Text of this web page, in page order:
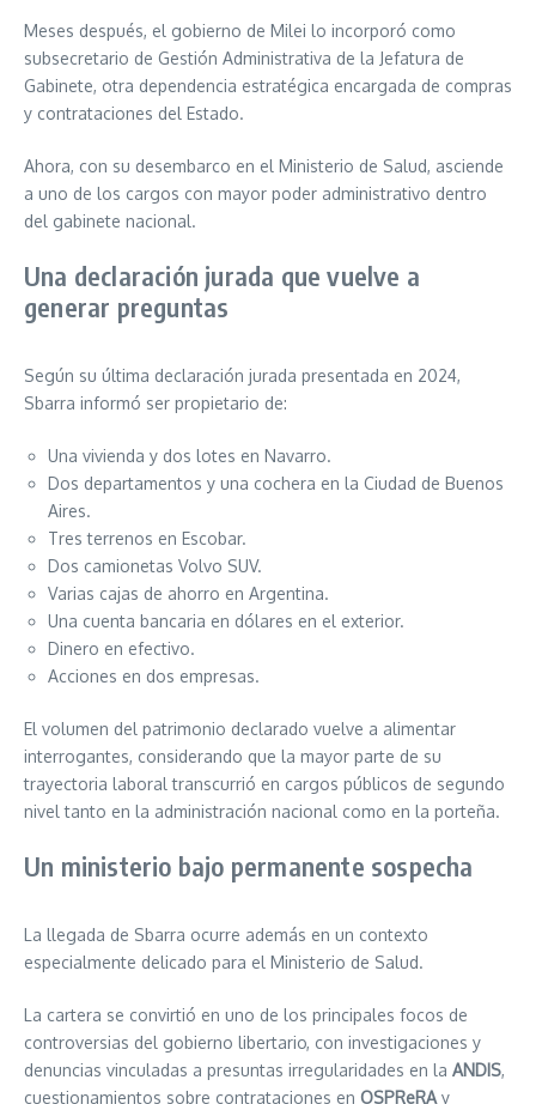
Meses después, el gobierno de Milei lo incorporó como
subsecretario de Gestión Administrativa de la Jefatura de
Gabinete, otra dependencia estratégica encargada de compras
y contrataciones del Estado.
Ahora, con su desembarco en el Ministerio de Salud, asciende
a uno de los cargos con mayor poder administrativo dentro
del gabinete nacional.
Una declaración jurada que vuelve a
generar preguntas
Según su última declaración jurada presentada en 2024,
Sbarra informó ser propietario de:
Una vivienda y dos lotes en Navarro.
Dos departamentos y una cochera en la Ciudad de Buenos
Aires.
Tres terrenos en Escobar.
Dos camionetas Volvo SUV.
Varias cajas de ahorro en Argentina.
Una cuenta bancaria en dólares en el exterior.
Dinero en efectivo.
Acciones en dos empresas.
El volumen del patrimonio declarado vuelve a alimentar
interrogantes, considerando que la mayor parte de su
trayectoria laboral transcurrió en cargos públicos de segundo
nivel tanto en la administración nacional como en la porteña.
Un ministerio bajo permanente sospecha
La llegada de Sbarra ocurre además en un contexto
especialmente delicado para el Ministerio de Salud.
La cartera se convirtió en uno de los principales focos de
controversias del gobierno libertario, con investigaciones y
denuncias vinculadas a presuntas irregularidades en la ANDIS,
cuestionamientos sobre contrataciones en OSPReRA y